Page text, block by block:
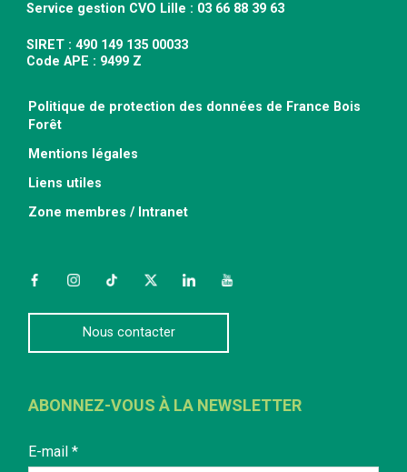
Service gestion CVO Lille : 03 66 88 39 63
SIRET : 490 149 135 00033
Code APE : 9499 Z
Politique de protection des données de France Bois
Forêt
Mentions légales
Liens utiles
Zone membres / Intranet
FacebookInstagramTikTokTwitterLinkedInYouTube
Nous contacter
ABONNEZ-VOUS À LA NEWSLETTER
E-mail *